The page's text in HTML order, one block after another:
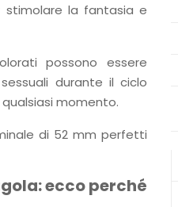
la fantasia e
possono essere
durante il ciclo
momento.
di 52 mm perfetti
ecco perché